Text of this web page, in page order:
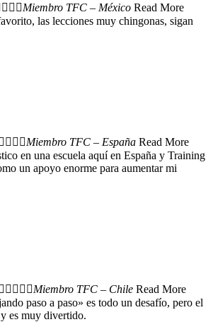
  Miembro TFC – México Read More
las lecciones muy chingonas, sigan
   Miembro TFC – España Read More
en una escuela aquí en España y Training
un apoyo enorme para aumentar mi
    Miembro TFC – Chile Read More
paso a paso» es todo un desafío, pero el
es muy divertido.